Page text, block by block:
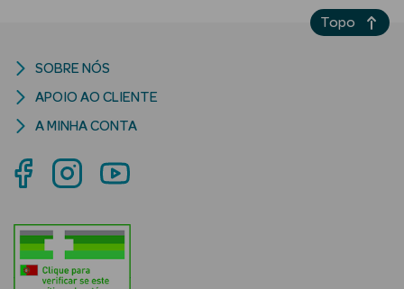
Solares Bebé e
Rosto e
SOBRE NÓS
APOIO AO CLIENTE
A MINHA CONTA
Topo